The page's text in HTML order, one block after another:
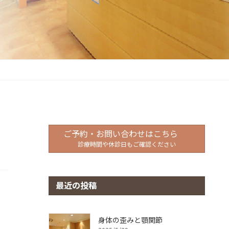
ご予約・お問い合わせはこちら
診療時間や休診日もご確認ください
最近の投稿
身体の歪みと顎関節